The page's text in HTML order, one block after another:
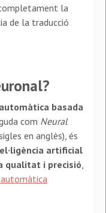
la
de la traducció
basada
com Neural
en anglès), és
artificial
qualitat i precisió